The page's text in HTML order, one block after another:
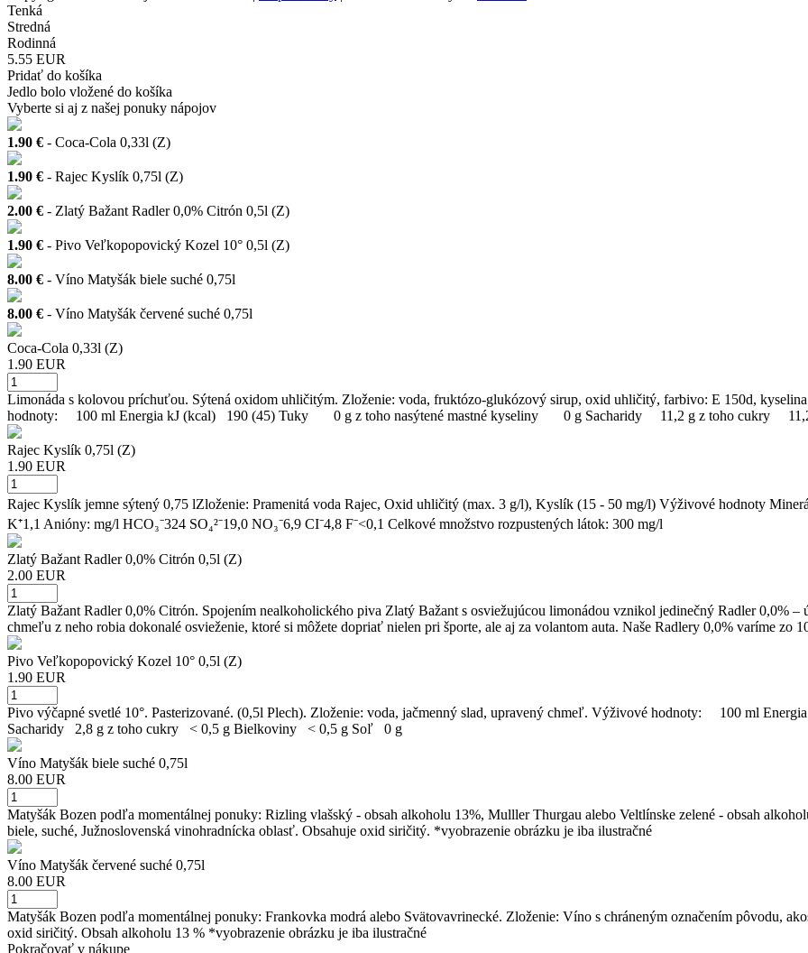
Tenká
Stredná
Rodinná
5.55 EUR
Pridať do košíka
Jedlo bolo vložené do košíka
Vyberte si aj z našej ponuky nápojov
1.90 € - Coca-Cola 0,33l (Z)
1.90 € - Rajec Kyslík 0,75l (Z)
2.00 € - Zlatý Bažant Radler 0,0% Citrón 0,5l (Z)
1.90 € - Pivo Veľkopopovický Kozel 10° 0,5l (Z)
8.00 € - Víno Matyšák biele suché 0,75l
8.00 € - Víno Matyšák červené suché 0,75l
Coca-Cola 0,33l (Z)
1.90 EUR
Limonáda s kolovou príchuťou. Sýtená oxidom uhličitým. Zloženie: voda, fruktózo-glukózový sirup, oxid uhličitý, farbivo: E 150d,
hodnoty: 100 ml Energia kJ (kcal) 190 (45) Tuky 0 g z toho nasýtené mastné kyseliny 0 g Sacharidy 11,2 g z toho
Rajec Kyslík 0,75l (Z)
1.90 EUR
Rajec Kyslík jemne sýtený 0,75 lZloženie: Pramenitá voda Rajec, Oxid uhličitý (max. 3 g/l), Kyslík (15 - 50 mg/l) Výživové hodnoty
K⁺1,1 Anióny: mg/l HCO₃⁻324 SO₄²⁻19,0 NO₃⁻6,9 CI⁻4,8 F⁻<0,1 Celkové množstvo rozpustených látok: 300 mg/l
Zlatý Bažant Radler 0,0% Citrón 0,5l (Z)
2.00 EUR
Zlatý Bažant Radler 0,0% Citrón. Spojením nealkoholického piva Zlatý Bažant s osviežujúcou limonádou vznikol jedinečný Radler 0,0%
chmeľu z neho robia dokonalé osvieženie, ktoré si môžete dopriať nielen pri športe, ale aj za volantom auta. Naše Radlery 0,0% varíme zo
Pivo Veľkopopovický Kozel 10° 0,5l (Z)
1.90 EUR
Pivo výčapné svetlé 10°. Pasterizované. (0,5l Plech). Zloženie: voda, jačmenný slad, upravený chmeľ. Výživové hodnoty: 100 ml
Sacharidy 2,8 g z toho cukry < 0,5 g Bielkoviny < 0,5 g Soľ 0 g
Víno Matyšák biele suché 0,75l
8.00 EUR
Matyšák Bozen podľa momentálnej ponuky: Rizling vlašský - obsah alkoholu 13%, Mulller Thurgau alebo Veltlínske zelené - obsah
biele, suché, Južnoslovenská vinohradnícka oblasť. Obsahuje oxid siričitý. *vyobrazenie obrázku je iba ilustračné
Víno Matyšák červené suché 0,75l
8.00 EUR
Matyšák Bozen podľa momentálnej ponuky: Frankovka modrá alebo Svätovavrinecké. Zloženie: Víno s chráneným označením pôvodu,
oxid siričitý. Obsah alkoholu 13 % *vyobrazenie obrázku je iba ilustračné
Pokračovať v nákupe